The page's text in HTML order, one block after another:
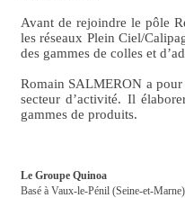
Avant de rejoindre le pôle
les réseaux Plein Ciel/
des gammes de colles et
Romain SALMERON a
secteur d’activité. Il
gammes de produits.
Le Groupe Quinoa
Basé à Vaux-le-Pénil (Seine-et-